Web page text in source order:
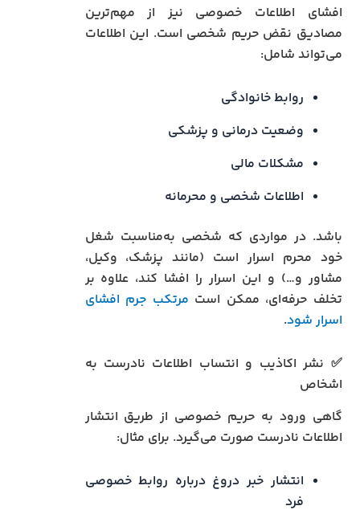
افشای اطلاعات خصوصی نیز از مهم‌ترین
مصادیق نقض حریم شخصی است. این اطلاعات
می‌تواند شامل:
روابط خانوادگی
وضعیت درمانی و پزشکی
مشکلات مالی
اطلاعات شخصی و محرمانه
باشد. در مواردی که شخصی به‌مناسبت شغل
خود محرم اسرار است (مانند پزشک، وکیل،
مشاور و…) و این اسرار را افشا کند، علاوه بر
تخلف حرفه‌ای، ممکن است مرتکب جرم افشای
اسرار شود.
✅ نشر اکاذیب و انتساب اطلاعات نادرست به
اشخاص
گاهی ورود به حریم خصوصی از طریق انتشار
اطلاعات نادرست صورت می‌گیرد. برای مثال:
انتشار خبر دروغ درباره روابط خصوصی
فرد